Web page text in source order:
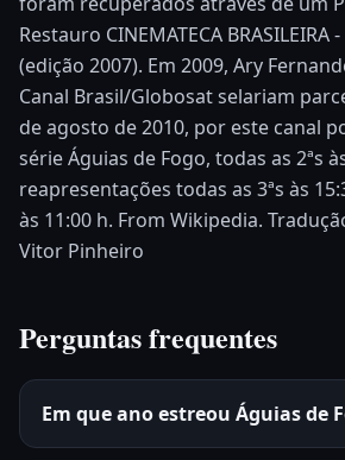
Restauro CINEMATECA BRASILEIRA -
(edição 2007). Em 2009, Ary
Canal Brasil/Globosat selariam
de agosto de 2010, por este canal
série Águias de Fogo, todas as 2ªs
reapresentações todas as 3ªs às
às 11:00 h. From Wikipedia.
Vitor Pinheiro
Perguntas frequentes
Em que ano estreou Águias de